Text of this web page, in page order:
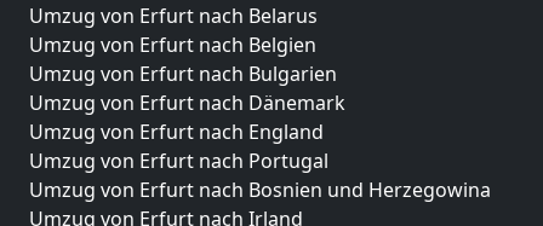
Umzug von Erfurt nach Belarus
Umzug von Erfurt nach Belgien
Umzug von Erfurt nach Bulgarien
Umzug von Erfurt nach Dänemark
Umzug von Erfurt nach England
Umzug von Erfurt nach Portugal
Umzug von Erfurt nach Bosnien und Herzegowina
Umzug von Erfurt nach Irland